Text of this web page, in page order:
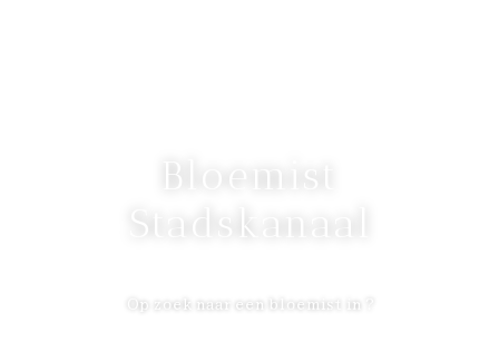
Stadskanaal
Op zoek naar een bloemist in ?